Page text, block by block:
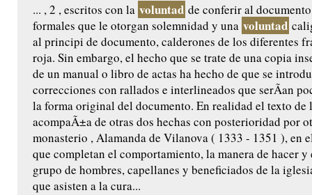
... , 2 , escritos con la voluntad de conferir al
formales que le otorgan solemnidad y una voluntad
al principi de documento, calderones de los diferentes
roja. Sin embargo, el hecho que se trate de una copia
de un manual o libro de actas ha hecho de que se
correcciones con rallados e interlineados que serÃ­an
la forma original del documento. En realidad el texto de
acompaÃ±a de otras dos hechas con posterioridad por
monasterio , Alamanda de Vilanova ( 1333 - 1351 ), en
que completan el comportamiento, la manera de hacer
grupo de hombres, capellanes y beneficiados de la
que asisten a la cura...